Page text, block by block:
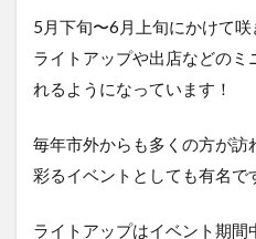
5月下旬〜6月上旬にかけて咲
ライトアップや出店などのミ
れるようになっています！
毎年市外からも多くの方が訪
彩るイベントとしても有名で
ライトアップはイベント期